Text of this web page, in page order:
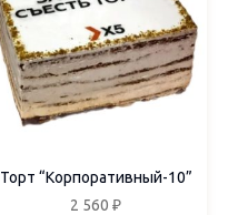
Торт “Корпоративный-10”
2 560 ₽